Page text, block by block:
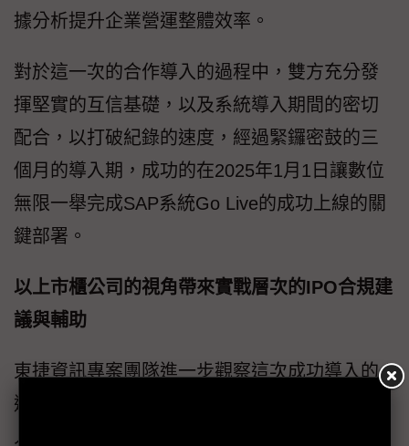
據分析提升企業營運整體效率。
對於這一次的合作導入的過程中，雙方充分發
揮堅實的互信基礎，以及系統導入期間的密切
配合，以打破紀錄的速度，經過緊鑼密鼓的三
個月的導入期，成功的在2025年1月1日讓數位
無限一舉完成SAP系統Go Live的成功上線的關
鍵部署。
以上市櫃公司的視角帶來實戰層次的IPO合規建
議與輔助
東捷資訊專案團隊進一步觀察這次成功導入的
過程，對於數位無限的ERP導入團隊所展現的
人員專業素養、彈性調度、執行力強、積極參